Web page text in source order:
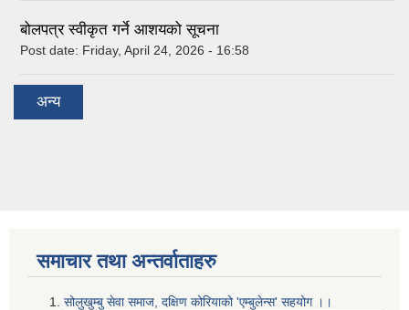
बोलपत्र स्वीकृत गर्ने आशयको सूचना
Post date: Friday, April 24, 2026 - 16:58
अन्य
समाचार तथा अन्तर्वाताहरु
सोलुखुम्बु सेवा समाज, दक्षिण कोरियाको 'एम्बुलेन्स' सहयोग ।।